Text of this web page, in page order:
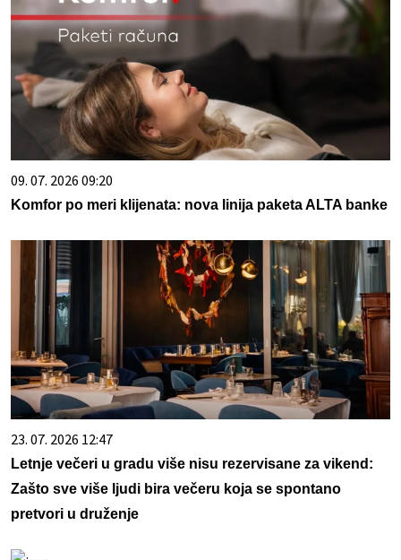
09. 07. 2026 09:20
Komfor po meri klijenata: nova linija paketa ALTA banke
23. 07. 2026 12:47
Letnje večeri u gradu više nisu rezervisane za vikend:
Zašto sve više ljudi bira večeru koja se spontano
pretvori u druženje